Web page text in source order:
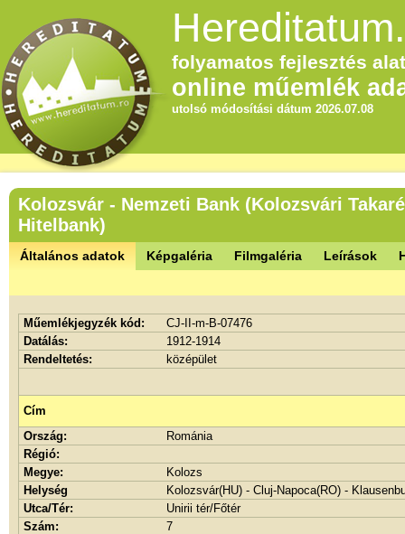
folyamatos fejlesztés
online műemlék
utolsó módosítási dátum 2026.07.08
Kolozsvár - Nemzeti Bank (Kolozsvári
Hitelbank)
Általános adatok Képgaléria Filmgaléria Leírások
Műemlékjegyzék kód:
CJ-II-m-B-07476
Datálás:
1912-1914
Rendeltetés:
középület
Cím
Ország:
Románia
Régió:
Megye:
Kolozs
Helység
Kolozsvár(HU) - Cluj-Napoca(RO) -
Utca/Tér:
Unirii tér/Főtér
Szám:
7